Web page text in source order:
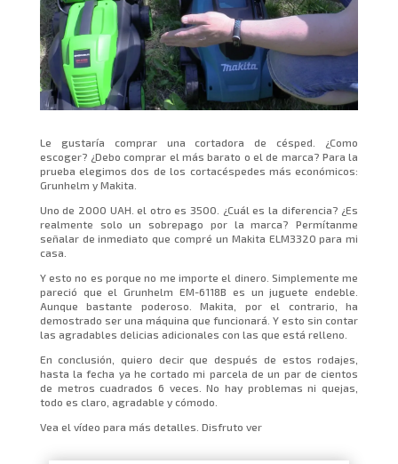
Le gustaría comprar una cortadora de césped. ¿Como
escoger? ¿Debo comprar el más barato o el de marca? Para la
prueba elegimos dos de los cortacéspedes más económicos:
Grunhelm y Makita.
Uno de 2000 UAH. el otro es 3500. ¿Cuál es la diferencia? ¿Es
realmente solo un sobrepago por la marca? Permítanme
señalar de inmediato que compré un Makita ELM3320 para mi
casa.
Y esto no es porque no me importe el dinero. Simplemente me
pareció que el Grunhelm EM-6118B es un juguete endeble.
Aunque bastante poderoso. Makita, por el contrario, ha
demostrado ser una máquina que funcionará. Y esto sin contar
las agradables delicias adicionales con las que está relleno.
En conclusión, quiero decir que después de estos rodajes,
hasta la fecha ya he cortado mi parcela de un par de cientos
de metros cuadrados 6 veces. No hay problemas ni quejas,
todo es claro, agradable y cómodo.
Vea el vídeo para más detalles. Disfruto ver